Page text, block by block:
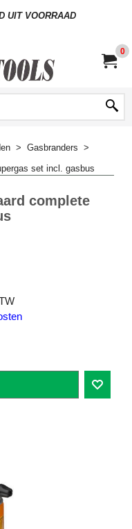
UIT VOORRAAD
0
> Gasbranders >
set incl. gasbus
complete